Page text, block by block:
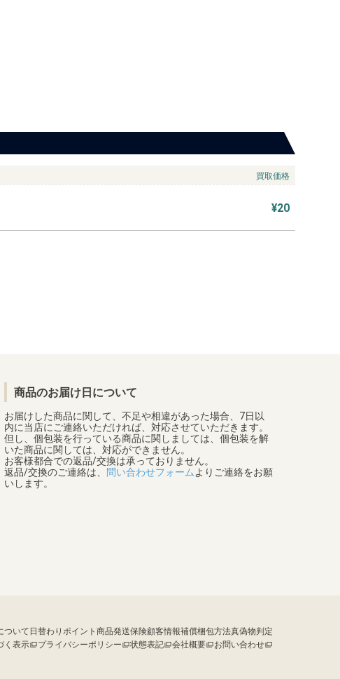
買取価格
¥20
商品のお届け日について
お届けした商品に関して、不足や相違があった場合、7日以
内に当店にご連絡いただければ、対応させていただきます。
但し、個包装を行っている商品に関しましては、個包装を解
いた商品に関しては、対応ができません。
お客様都合での返品/交換は承っておりません。
返品/交換のご連絡は、
問い合わせフォーム よりご連絡をお願
いします。
ついて 日替わりポイント 商品発送保険顧客情報補償梱包方法真偽物判定
く表示 プライバシーポリシー 状態表記 会社概要 お問い合わせ